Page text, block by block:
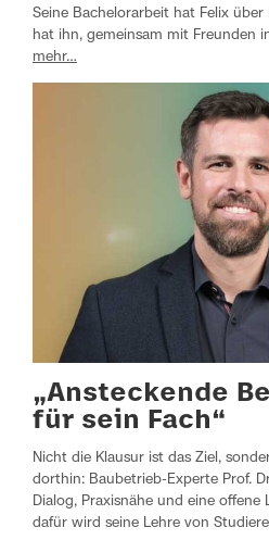
Seine Bachelorarbeit hat Felix
hat ihn, gemeinsam mit Freunden
mehr…
„Ansteckende
für sein Fach“
Nicht die Klausur ist das Ziel,
dorthin: Baubetrieb-Experte Prof.
Dialog, Praxisnähe und eine
dafür wird seine Lehre von